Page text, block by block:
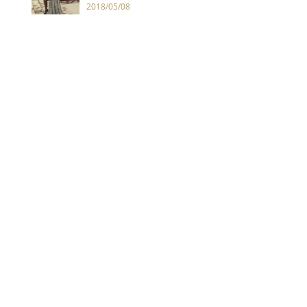
2018/05/08